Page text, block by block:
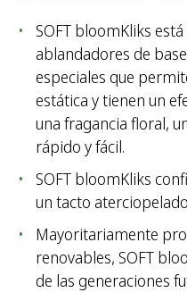
SOFT bloomKliks
ablandadores de
especiales que
estática y tienen un
una fragancia floral,
rápido y fácil.
SOFT bloomKliks
un tacto
Mayoritariamente
renovables, SOFT
de las generaciones